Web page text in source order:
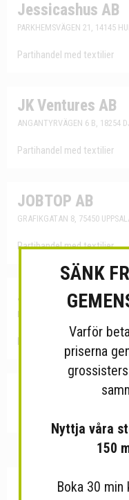
Jessicashus AB
PARKHEMSVÄGEN 21, 14145
Partihandel med textilier
JK Ventures AB
ANGANTYRVÄGEN 6 B, 18254
Partihandel med textilier
JOBTOP AB
GRAFIKGATAN 8, 75450
Partihandel med textilier
Johansson, Mari
BJÖRLANDA
Partihandel med textilier
10
SÄNK
Varför
priserna
Nyttja våra
150
Boka 30